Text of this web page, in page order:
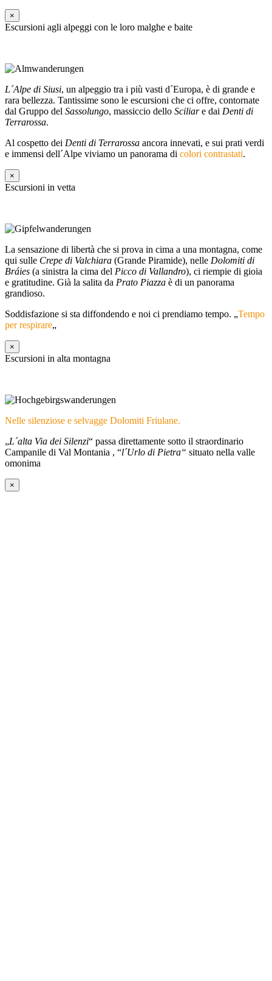
×
Escursioni agli alpeggi con le loro malghe e baite
L´Alpe di Siusi, un alpeggio tra i più vasti d´Europa, è di grande e
rara bellezza. Tantissime sono le escursioni che ci offre, contornate
dal Gruppo del Sassolungo, massiccio dello Sciliare dai Denti di
Terrarossa.
Al cospetto dei Denti di Terrarossa ancora innevati, e sui prati verdi
e immensi dell´Alpe viviamo un panorama di colori contrastati.
×
Escursioni in vetta
La sensazione di libertà che si prova in cima a una montagna, come
qui sulle Crepe di Valchiara (Grande Piramide), nelle Dolomiti di
Bráies (a sinistra la cima del Picco di Vallandro), ci riempie di gioia
e gratitudine. Già la salita da Prato Piazza è di un panorama
grandioso.
Soddisfazione si sta diffondendo e noi ci prendiamo tempo. „Tempo
per respirare„
×
Escursioni in alta montagna
Nelle silenziose e selvagge Dolomiti Friulane.
„L´alta Via dei Silenzi“ passa direttamente sotto il straordinario
Campanile di Val Montania , “l´Urlo di Pietra“ situato nella valle
omonima
×